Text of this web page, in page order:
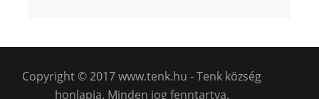
Copyright © 2017 www.tenk.hu - Tenk község
honlapja. Minden jog fenntartva.